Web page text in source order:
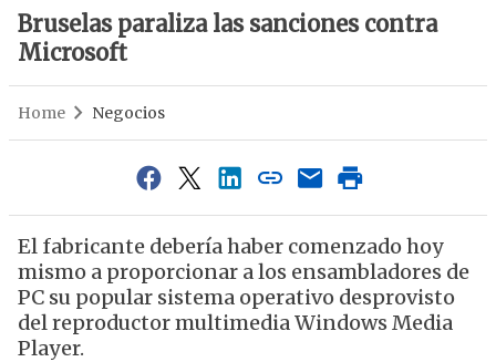
Bruselas paraliza las sanciones contra
Microsoft
Home Negocios
El fabricante debería haber comenzado hoy
mismo a proporcionar a los ensambladores de
PC su popular sistema operativo desprovisto
del reproductor multimedia Windows Media
Player.